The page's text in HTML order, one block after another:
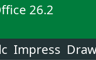
26.2
Impress